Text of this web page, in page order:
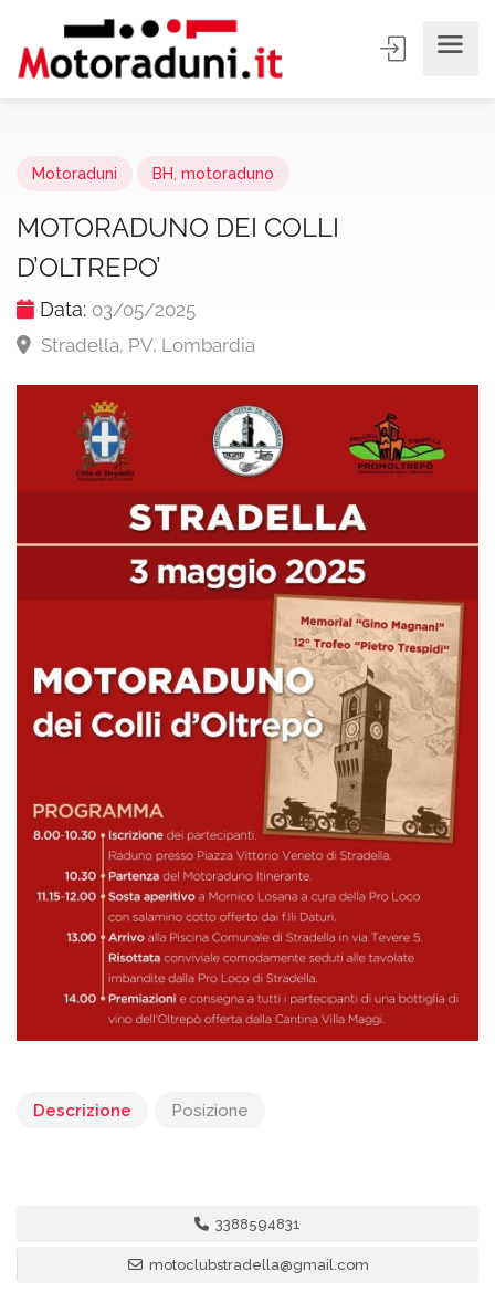
Motoraduni BH motoraduno
MOTORADUNO DEI COLLI
D’OLTREPO’
Data: 03/05/2025
Stradella, PV, Lombardia
Descrizione Posizione
3388594831
motoclubstradella@gmail.com